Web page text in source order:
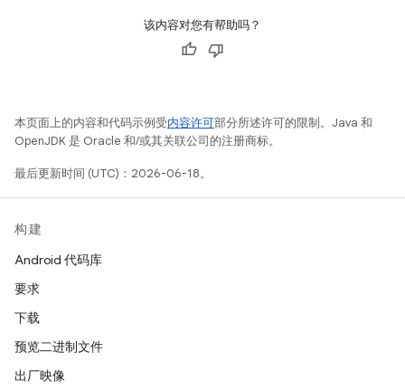
该内容对您有帮助吗？
本页面上的内容和代码示例受内容许可部分所述许可的限制。Java 和
OpenJDK 是 Oracle 和/或其关联公司的注册商标。
最后更新时间 (UTC)：2026-06-18。
构建
Android 代码库
要求
下载
预览二进制文件
出厂映像